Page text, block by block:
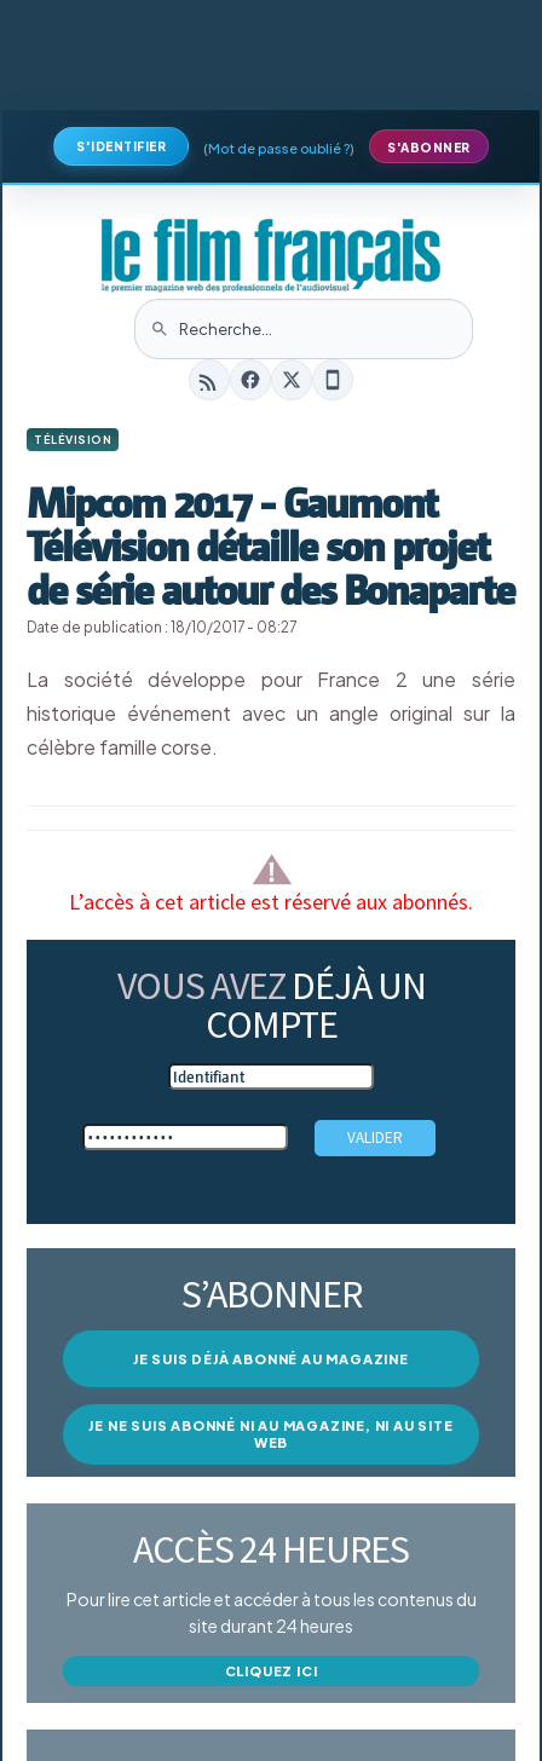
S'IDENTIFIER (Mot de passe oublié ?) S'ABONNER
TÉLÉVISION
Mipcom 2017 - Gaumont
Télévision détaille son projet
de série autour des Bonaparte
Date de publication : 18/10/2017 - 08:27
La société développe pour France 2 une série
historique événement avec un angle original sur la
célèbre famille corse.
L’accès à cet article est réservé aux abonnés.
VOUS AVEZ DÉJÀ UN
COMPTE
S’ABONNER
JE SUIS DÉJÀ ABONNÉ AU MAGAZINE
JE NE SUIS ABONNÉ NI AU MAGAZINE, NI AU SITE
WEB
ACCÈS 24 HEURES
Pour lire cet article et accéder à tous les contenus du
site durant 24 heures
CLIQUEZ ICI